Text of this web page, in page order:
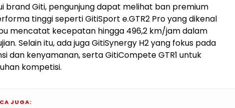
brand Giti, pengunjung dapat melihat ban premium
tinggi seperti GitiSport e.GTR2 Pro yang dikenal
mencatat kecepatan hingga 496,2 km/jam dalam
Selain itu, ada juga GitiSynergy H2 yang fokus pada
dan kenyamanan, serta GitiCompete GTR1 untuk
kompetisi.
JUGA: